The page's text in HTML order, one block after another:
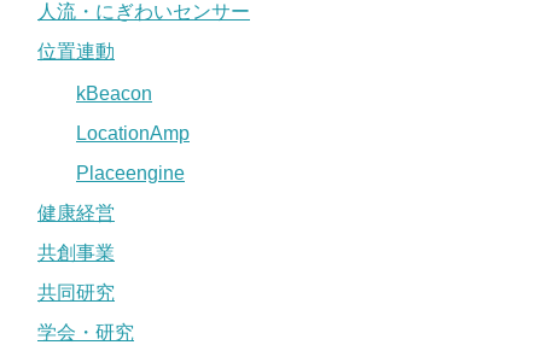
人流・にぎわいセンサー
位置連動
kBeacon
LocationAmp
Placeengine
健康経営
共創事業
共同研究
学会・研究